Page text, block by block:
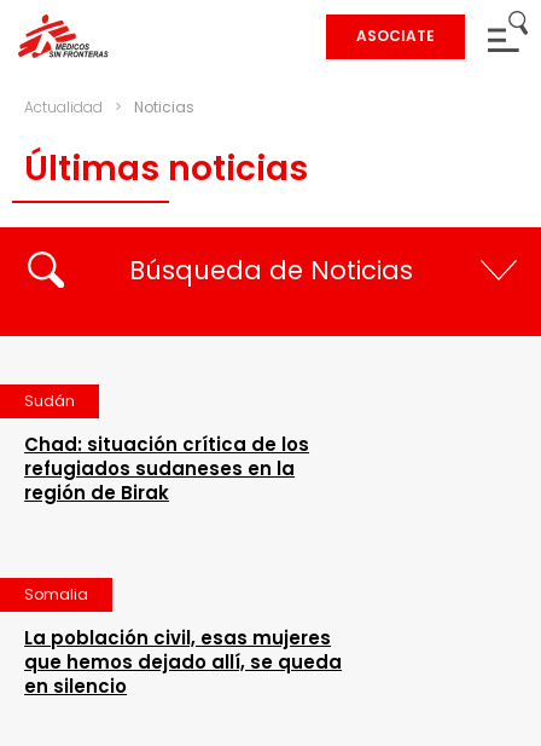
ASOCIATE
Actualidad > Noticias
Últimas noticias
Búsqueda de Noticias
Sudán
Chad: situación crítica de los
refugiados sudaneses en la
región de Birak
Somalia
La población civil, esas mujeres
que hemos dejado allí, se queda
en silencio